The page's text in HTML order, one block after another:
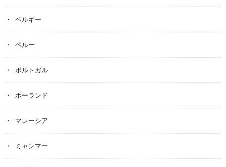
ベルギー
ペルー
ポルトガル
ポーランド
マレーシア
ミャンマー